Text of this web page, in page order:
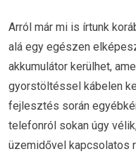
Arról már mi is írtunk
alá egy egészen
akkumulátor kerülhet,
gyorstöltéssel kábelen
fejlesztés során
telefonról sokan úgy
üzemidővel kapcsolatos